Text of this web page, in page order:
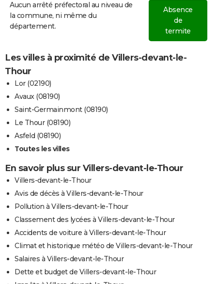
Aucun arrêté préfectoral au niveau de
la commune, ni même du
département.
Absence
de
termite
Les villes à proximité de Villers-devant-le-
Thour
Lor (02190)
Avaux (08190)
Saint-Germainmont (08190)
Le Thour (08190)
Asfeld (08190)
Toutes les villes
En savoir plus sur Villers-devant-le-Thour
Villers-devant-le-Thour
Avis de décès à Villers-devant-le-Thour
Pollution à Villers-devant-le-Thour
Classement des lycées à Villers-devant-le-Thour
Accidents de voiture à Villers-devant-le-Thour
Climat et historique météo de Villers-devant-le-Thour
Salaires à Villers-devant-le-Thour
Dette et budget de Villers-devant-le-Thour